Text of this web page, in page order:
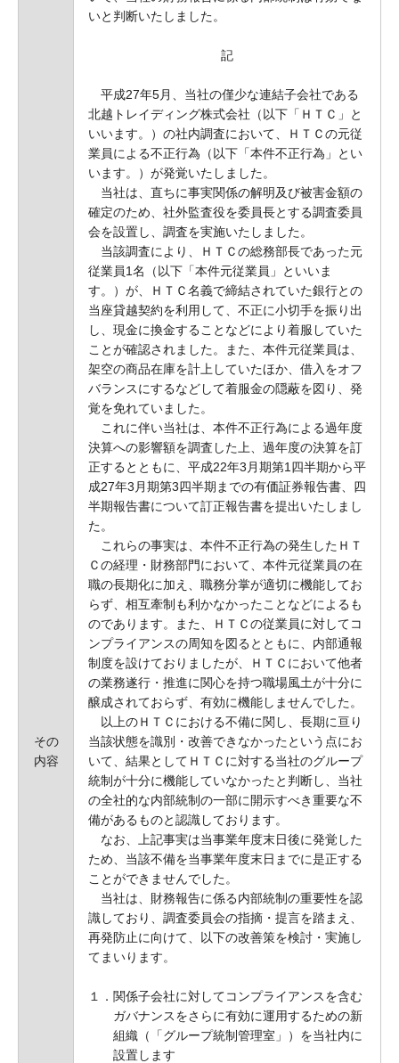
その
内容
いと判断いたしました。
記
平成27年5月、当社の僅少な連結子会社である
北越トレイディング株式会社（以下「ＨＴＣ」と
いいます。）の社内調査において、ＨＴＣの元従
業員による不正行為（以下「本件不正行為」とい
います。）が発覚いたしました。
当社は、直ちに事実関係の解明及び被害金額の
確定のため、社外監査役を委員長とする調査委員
会を設置し、調査を実施いたしました。
当該調査により、ＨＴＣの総務部長であった元
従業員1名（以下「本件元従業員」といいま
す。）が、ＨＴＣ名義で締結されていた銀行との
当座貸越契約を利用して、不正に小切手を振り出
し、現金に換金することなどにより着服していた
ことが確認されました。また、本件元従業員は、
架空の商品在庫を計上していたほか、借入をオフ
バランスにするなどして着服金の隠蔽を図り、発
覚を免れていました。
これに伴い当社は、本件不正行為による過年度
決算への影響額を調査した上、過年度の決算を訂
正するとともに、平成22年3月期第1四半期から平
成27年3月期第3四半期までの有価証券報告書、四
半期報告書について訂正報告書を提出いたしまし
た。
これらの事実は、本件不正行為の発生したＨＴ
Ｃの経理・財務部門において、本件元従業員の在
職の長期化に加え、職務分掌が適切に機能してお
らず、相互牽制も利かなかったことなどによるも
のであります。また、ＨＴＣの従業員に対してコ
ンプライアンスの周知を図るとともに、内部通報
制度を設けておりましたが、ＨＴＣにおいて他者
の業務遂行・推進に関心を持つ職場風土が十分に
醸成されておらず、有効に機能しませんでした。
以上のＨＴＣにおける不備に関し、長期に亘り
当該状態を識別・改善できなかったという点にお
いて、結果としてＨＴＣに対する当社のグループ
統制が十分に機能していなかったと判断し、当社
の全社的な内部統制の一部に開示すべき重要な不
備があるものと認識しております。
なお、上記事実は当事業年度末日後に発覚した
ため、当該不備を当事業年度末日までに是正する
ことができませんでした。
当社は、財務報告に係る内部統制の重要性を認
識しており、調査委員会の指摘・提言を踏まえ、
再発防止に向けて、以下の改善策を検討・実施し
てまいります。
１．関係子会社に対してコンプライアンスを含む
ガバナンスをさらに有効に運用するための新
組織（「グループ統制管理室」）を当社内に
設置します